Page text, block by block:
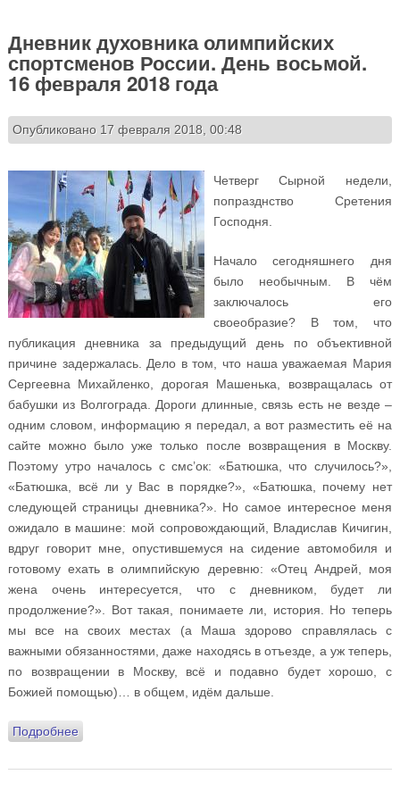
Дневник духовника олимпийских
спортсменов России. День восьмой.
16 февраля 2018 года
Опубликовано 17 февраля 2018, 00:48
Четверг Сырной недели,
попразднство Сретения
Господня.
Начало сегодняшнего дня
было необычным. В чём
заключалось его
своеобразие? В том, что
публикация дневника за предыдущий день по объективной
причине задержалась. Дело в том, что наша уважаемая Мария
Сергеевна Михайленко, дорогая Машенька, возвращалась от
бабушки из Волгограда. Дороги длинные, связь есть не везде –
одним словом, информацию я передал, а вот разместить её на
сайте можно было уже только после возвращения в Москву.
Поэтому утро началось с смс’ок: «Батюшка, что случилось?»,
«Батюшка, всё ли у Вас в порядке?», «Батюшка, почему нет
следующей страницы дневника?». Но самое интересное меня
ожидало в машине: мой сопровождающий, Владислав Кичигин,
вдруг говорит мне, опустившемуся на сидение автомобиля и
готовому ехать в олимпийскую деревню: «Отец Андрей, моя
жена очень интересуется, что с дневником, будет ли
продолжение?». Вот такая, понимаете ли, история. Но теперь
мы все на своих местах (а Маша здорово справлялась с
важными обязанностями, даже находясь в отъезде, а уж теперь,
по возвращении в Москву, всё и подавно будет хорошо, с
Божией помощью)… в общем, идём дальше.
Подробнеео Дневник духовника олимпийских спортсменов